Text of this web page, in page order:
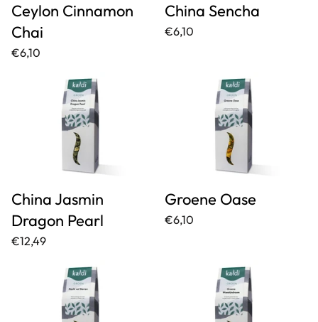
Ceylon Cinnamon
Chai
€6,10
China Sencha
€6,10
China Jasmin
Dragon Pearl
€12,49
Groene Oase
€6,10